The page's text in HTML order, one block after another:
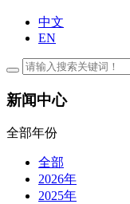
中文
EN
新闻中心
全部年份
全部
2026年
2025年